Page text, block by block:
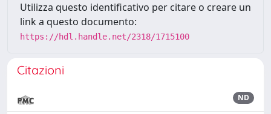
Utilizza questo identificativo per citare o creare un
link a questo documento:
https://hdl.handle.net/2318/1715100
Citazioni
ND